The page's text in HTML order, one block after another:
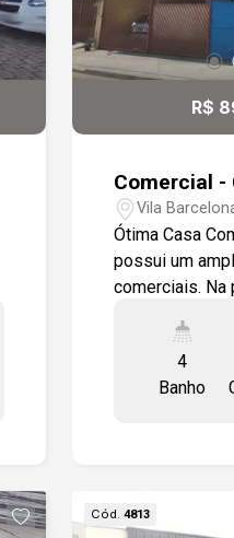
R$
Comercial -
Vila
Ótima Casa
possui um
comerciais.
dormitórios, sendo 2 suite,
cozinha , sala
serviços, varanda. Sobrado
área de serviço
4
Banho
Cód. 4813